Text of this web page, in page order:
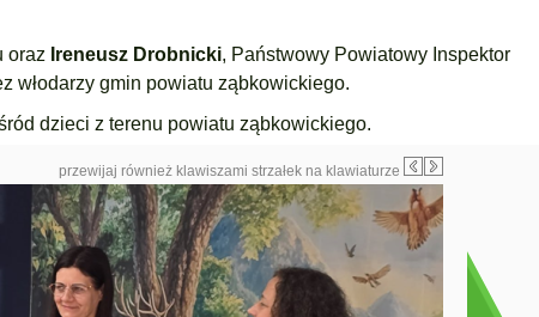
oraz Ireneusz Drobnicki, Państwowy Powiatowy Inspektor
włodarzy gmin powiatu ząbkowickiego.
dzieci z terenu powiatu ząbkowickiego.
przewijaj również klawiszami strzałek na klawiaturze